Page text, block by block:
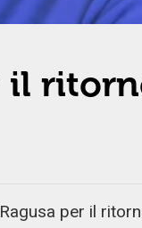
il
per il